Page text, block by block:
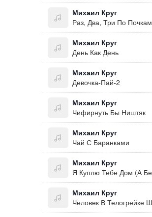
Михаил Круг
Раз, Два, Три По Почкам
Михаил Круг
День Как День
Михаил Круг
Девочка-Пай-2
Михаил Круг
Чифирнуть Бы Ништяк
Михаил Круг
Чай С Баранками
Михаил Круг
Я Куплю Тебе Дом (А
Михаил Круг
Человек В Телогрейке